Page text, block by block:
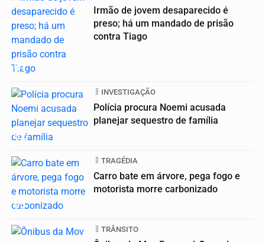
01
Irmão de jovem desaparecido é
preso; há um mandado de prisão
contra Tiago
02
INVESTIGAÇÃO
Polícia procura Noemi acusada
planejar sequestro de família
03
TRAGÉDIA
Carro bate em árvore, pega fogo e
motorista morre carbonizado
TRÂNSITO